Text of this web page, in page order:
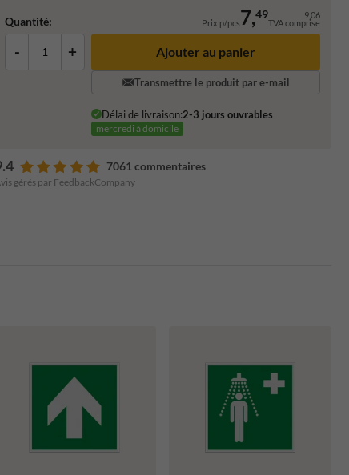
Quantité: Prix p/pcs7,49 9,06
TVA comprise
- + Ajouter au panier
Transmettre le produit par e-mail
Délai de livraison:2-3 jours ouvrables
mercredi à domicile
7061 commentaires
gérés par FeedbackCompany